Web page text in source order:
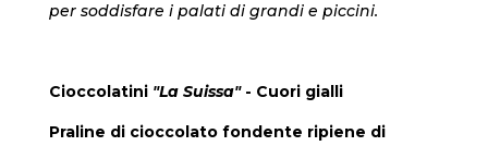
per soddisfare i palati di grandi e piccini.
Cioccolatini "La Suissa"- Cuori gialli
Praline di cioccolato fondente ripiene di